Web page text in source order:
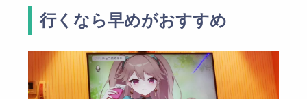
行くなら早めがおすすめ